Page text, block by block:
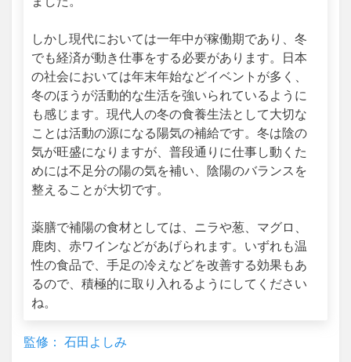
しかし現代においては一年中が稼働期であり、冬
でも経済が動き仕事をする必要があります。日本
の社会においては年末年始などイベントが多く、
冬のほうが活動的な生活を強いられているように
も感じます。現代人の冬の食養生法として大切な
ことは活動の源になる陽気の補給です。冬は陰の
気が旺盛になりますが、普段通りに仕事し動くた
めには不足分の陽の気を補い、陰陽のバランスを
整えることが大切です。
薬膳で補陽の食材としては、ニラや葱、マグロ、
鹿肉、赤ワインなどがあげられます。いずれも温
性の食品で、手足の冷えなどを改善する効果もあ
るので、積極的に取り入れるようにしてください
ね。
監修： 石田よしみ